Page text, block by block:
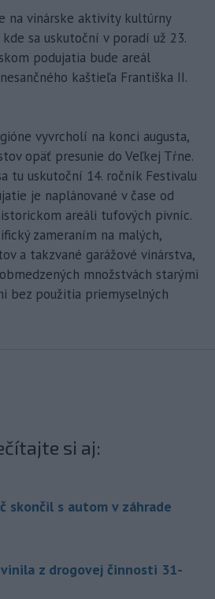
na vinárske aktivity kultúrny
sa uskutoční v poradí už 23.
podujatia bude areál
kaštieľa Františka II.
vyvrcholí na konci augusta,
opäť presunie do Veľkej Tŕne.
tu uskutoční 14. ročník Festivalu
je naplánované v čase od
areáli tufových pivníc.
zameraním na malých,
a takzvané garážové vinárstva,
množstvách starými
bez použitia priemyselných
si aj:
skončil s autom v záhrade
z drogovej činnosti 31-